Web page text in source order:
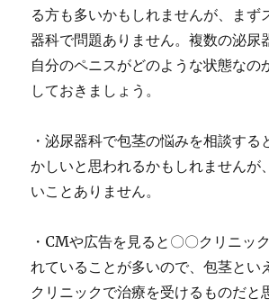
る方も多いかもしれませんが、まず
器科で問題ありません。複数の泌尿
自分のペニスがどのような状態なの
しておきましょう。
・泌尿器科で包茎の悩みを相談する
かしいと思われるかもしれませんが
いことありません。
・CMや広告を見ると〇〇クリニッ
れていることが多いので、包茎とい
クリニックで治療を受けるものだと